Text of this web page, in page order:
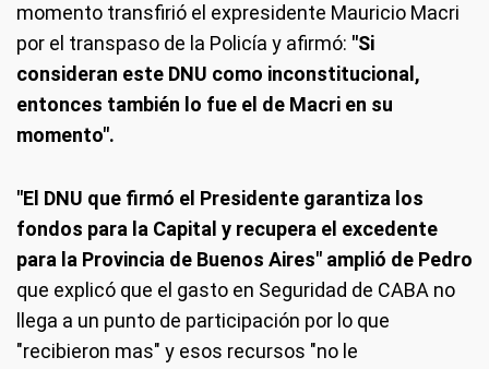
momento transfirió el expresidente Mauricio Macri
por el transpaso de la Policía y afirmó: "Si
consideran este DNU como inconstitucional,
entonces también lo fue el de Macri en su
momento".
"El DNU que firmó el Presidente garantiza los
fondos para la Capital y recupera el excedente
para la Provincia de Buenos Aires" amplió de Pedro
que explicó que el gasto en Seguridad de CABA no
llega a un punto de participación por lo que
"recibieron mas" y esos recursos "no le